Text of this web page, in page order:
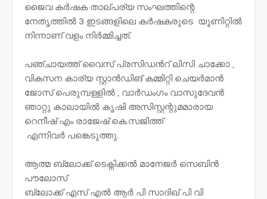
ജൈവ കർഷക താല്പര്യ സംഘത്തിന്റെ
നേതൃത്തിൽ 3 ഇടങ്ങളിലെ കർഷകരുടെ യൂണിറ്റിൽ
നിന്നാണ് വളം നിർമ്മിച്ചത്.
പഞ്ചായത്ത് വൈസ് പ്രസിഡൻറ് ലിസി ചാക്കോ ,
വികസന കാര്യ സ്റ്റാൻഡിങ് കമ്മിറ്റി ചെയർമാൻ
ജോസ് പെരുമ്പള്ളിൽ , വാർഡംഗം വാസുദേവൻ
ഞാറ്റു കാലായിൽ കൃഷി അസിസ്റ്റന്റുമമാരായ
റെനീഷ് എം രാജേഷ് കെ.സജിത്ത്
എന്നിവർ പങ്കെടുത്തു.
ആത്മ ബ്ലോക്ക് ടെക്നിക്കൽ മാനേജർ സെബിൻ
പൗലോസ്
ബ്ലോക്ക് എസ് എൽ ആർ പി സാദിഖ് പി വി